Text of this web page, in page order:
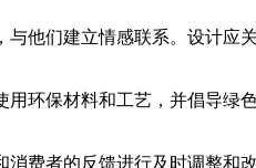
他们建立情感联系。设计应
环保材料和工艺，并倡导绿
费者的反馈进行及时调整和